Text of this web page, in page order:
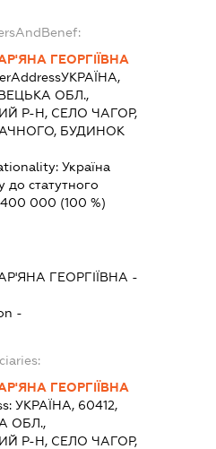
ГЕОРГІЇВНА
УКРАЇНА,
ОБЛ.,
Р-Н, СЕЛО ЧАГОР,
БУДИНОК
Україна
до статутного
400 000 (100 %)
ГЕОРГІЇВНА -
-
ГЕОРГІЇВНА
УКРАЇНА, 60412,
ОБЛ.,
Р-Н, СЕЛО ЧАГОР,